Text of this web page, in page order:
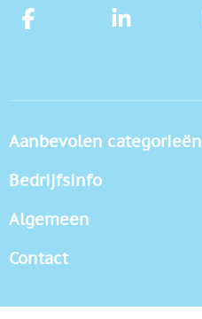
Aanbevolen categorieën
Bedrijfsinfo
Algemeen
Contact